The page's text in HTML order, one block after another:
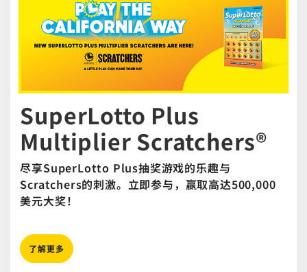
SuperLotto Plus
Multiplier Scratchers®
尽享SuperLotto Plus抽奖游戏的乐趣与
Scratchers的刺激。立即参与，赢取高达500,000
美元大奖！
了解更多